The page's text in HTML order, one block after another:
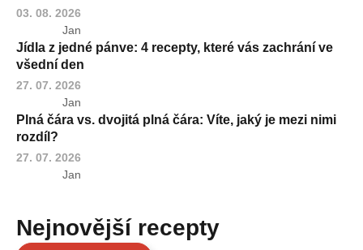
03. 08. 2026
Jan
Jídla z jedné pánve: 4 recepty, které vás zachrání ve
všední den
27. 07. 2026
Jan
Plná čára vs. dvojitá plná čára: Víte, jaký je mezi nimi
rozdíl?
27. 07. 2026
Jan
Nejnovější recepty